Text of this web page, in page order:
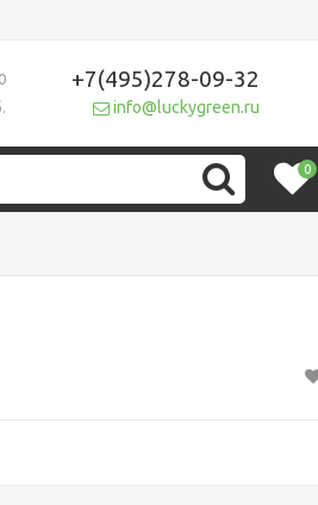
+7(495)278-09-32
info@luckygreen.ru
0